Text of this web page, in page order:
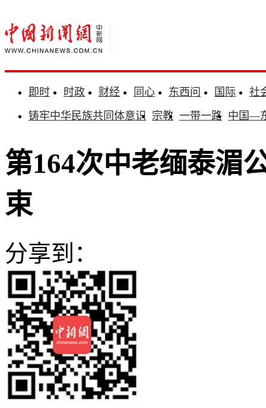
即时 时政 财经 同心 东西问 国际
社
铸牢中华民族共同体意识 宗教 一带一路 中国—
第164次中老缅泰湄
束
分享到：